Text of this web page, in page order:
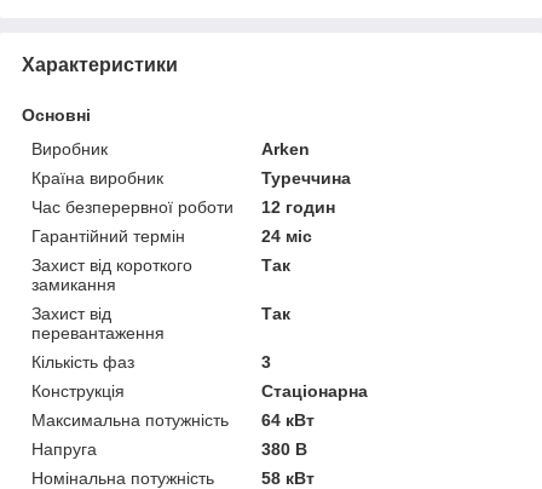
Характеристики
Основні
Виробник
Arken
Країна виробник
Туреччина
Час безперервної роботи
12 годин
Гарантійний термін
24 міс
Захист від короткого
замикання
Так
Захист від
перевантаження
Так
Кількість фаз
3
Конструкція
Стаціонарна
Максимальна потужність
64 кВт
Напруга
380 В
Номінальна потужність
58 кВт